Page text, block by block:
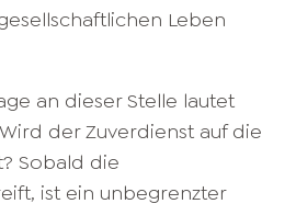
Leben
an dieser Stelle lautet
der Zuverdienst auf die
Sobald die
ist ein unbegrenzter